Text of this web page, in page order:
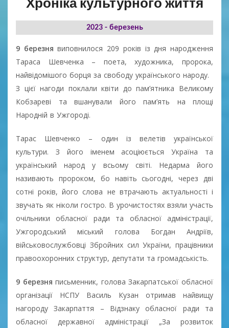
2023 - березень
9 березня виповнилося 209 років із дня народження
Тараса Шевченка – поета, художника, пророка,
найвідомішого борця за свободу українського народу.
З цієї нагоди поклали квіти до пам’ятника Великому
Кобзареві та вшанували його пам’ять на площі
Народній в Ужгороді.
Тарас Шевченко – один із велетів української
культури. З його іменем асоціюється Україна та
український народ у всьому світі. Недарма його
називають пророком, бо навіть сьогодні, через дві
сотні років, його слова не втрачають актуальності і
звучать як ніколи гостро. В урочистостях взяли участь
очільники обласної ради та обласної адміністрації,
Ужгородський міський голова Богдан Андріїв,
військовослужбовці Збройних сил України, працівники
правоохоронних структур, депутати та громадськість.
9 березня письменник, голова Закарпатської обласної
організації НСПУ Василь Кузан отримав найвищу
нагороду Закарпаття – Відзнаку обласної ради та
обласної державної адміністрації „За розвиток